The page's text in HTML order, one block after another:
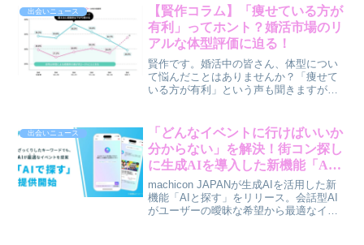
敵な出会いを掴む一歩を踏み出しましょ
う。
出会いニュース
【賢作コラム】「痩せている方が
有利」ってホント？婚活市場のリ
アルな体型評価に迫る！
賢作です。婚活中の皆さん、体型につい
て悩んだことはありませんか？「痩せて
いる方が有利」という声も聞きますが、
ら見えてきた「体型と成婚率」の意外な
真実について、賢作が本音で解説しま
す。
出会いニュース
「どんなイベントに行けばいいか
分からない」を解決！街コン探し
に生成AIを導入した新機能「AI
と探す」が登場
machicon JAPANが生成AIを活用した新
機能「AIと探す」をリリース。会話型AI
がユーザーの曖昧な希望から最適なイベ